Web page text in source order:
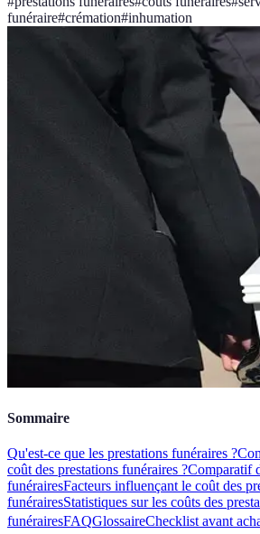
funéraire#crémation#inhumation
Sommaire
Qu'est-ce que les prestations funéraires ?
coût des prestations funéraires ?Comparatif
funérairesFacteurs influençant le coût des
funérairesStatistiques sur les coûts des
funérairesFAQGlossaireChecklist avant